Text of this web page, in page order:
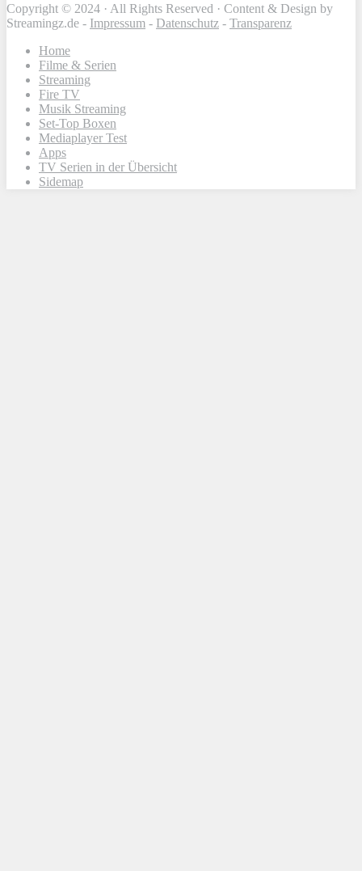
Copyright © 2024 · All Rights Reserved · Content & Design by
Streamingz.de - Impressum - Datenschutz - Transparenz
Home
Filme & Serien
Streaming
Fire TV
Musik Streaming
Set-Top Boxen
Mediaplayer Test
Apps
TV Serien in der Übersicht
Sidemap